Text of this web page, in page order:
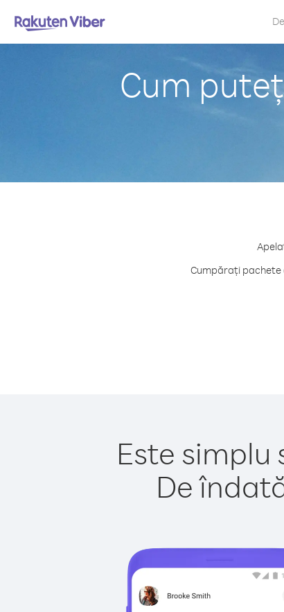
Cum
Cumpărați pachete
Este simplu
De